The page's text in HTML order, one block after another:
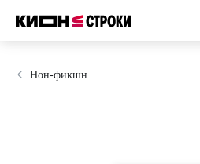
Нон-фикшн